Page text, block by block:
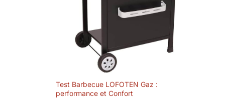
Test Barbecue LOFOTEN Gaz :
performance et Confort